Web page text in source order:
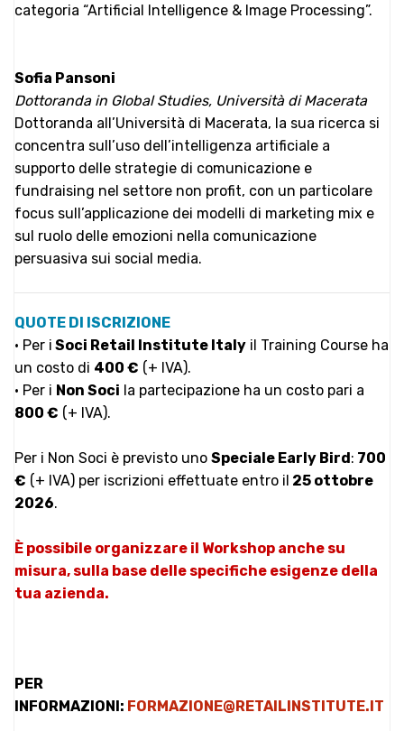
categoria “Artificial Intelligence & Image Processing”.
Sofia Pansoni
Dottoranda in Global Studies, Università di Macerata
Dottoranda all’Università di Macerata, la sua ricerca si
concentra sull’uso dell’intelligenza artificiale a
supporto delle strategie di comunicazione e
fundraising nel settore non profit, con un particolare
focus sull’applicazione dei modelli di marketing mix e
sul ruolo delle emozioni nella comunicazione
persuasiva sui social media.
QUOTE DI ISCRIZIONE
• Per i Soci Retail Institute Italy il Training Course ha
un costo di 400 € (+ IVA).
• Per i Non Soci la partecipazione ha un costo pari a
800 € (+ IVA).
Per i Non Soci è previsto uno Speciale Early Bird: 700
€ (+ IVA) per iscrizioni effettuate entro il 25 ottobre
2026.
È possibile organizzare il Workshop anche su
misura, sulla base delle specifiche esigenze della
tua azienda.
PER
INFORMAZIONI: FORMAZIONE@RETAILINSTITUTE.IT